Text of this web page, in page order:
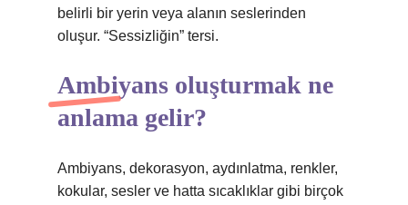
belirli bir yerin veya alanın seslerinden
oluşur. “Sessizliğin” tersi.
Ambiyans oluşturmak ne
anlama gelir?
Ambiyans, dekorasyon, aydınlatma, renkler,
kokular, sesler ve hatta sıcaklıklar gibi birçok